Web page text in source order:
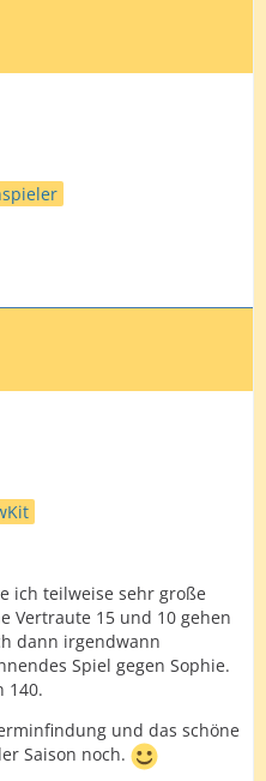
ich teilweise sehr große
Vertraute 15 und 10 gehen
dann irgendwann
Spiel gegen Sophie.
140.
und das schöne
Saison noch.